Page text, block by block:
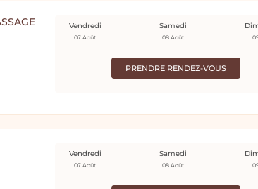
PRENDRE RENDEZ-VOUS
Vendredi
07 Août
Samedi
08 Août
Vendredi
07 Août
Samedi
08 Août